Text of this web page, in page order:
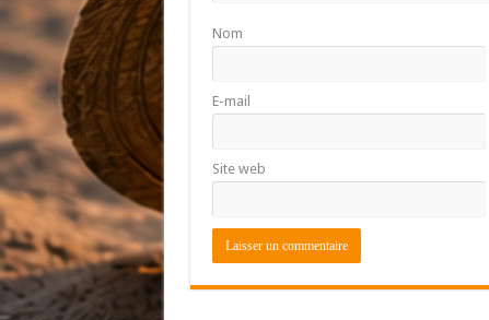
Nom
E-mail
Site web